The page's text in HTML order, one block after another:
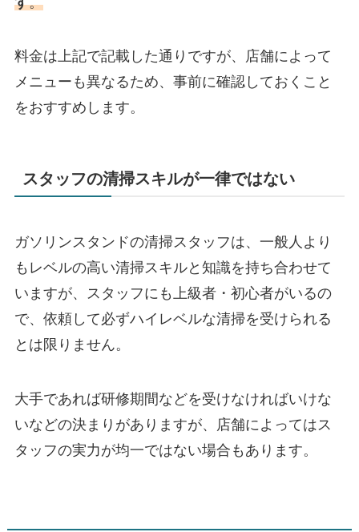
料金は上記で記載した通りですが、店舗によって
メニューも異なるため、事前に確認しておくこと
をおすすめします。
スタッフの清掃スキルが一律ではない
ガソリンスタンドの清掃スタッフは、一般人より
もレベルの高い清掃スキルと知識を持ち合わせて
いますが、スタッフにも上級者・初心者がいるの
で、依頼して必ずハイレベルな清掃を受けられる
とは限りません。
大手であれば研修期間などを受けなければいけな
いなどの決まりがありますが、店舗によってはス
タッフの実力が均一ではない場合もあります。